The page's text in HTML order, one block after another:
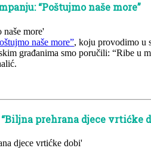
“Poštujmo naše more”
naše more”, koju provodimo u
građanima smo poručili: “Ribe u
prehrana djece vrtićke